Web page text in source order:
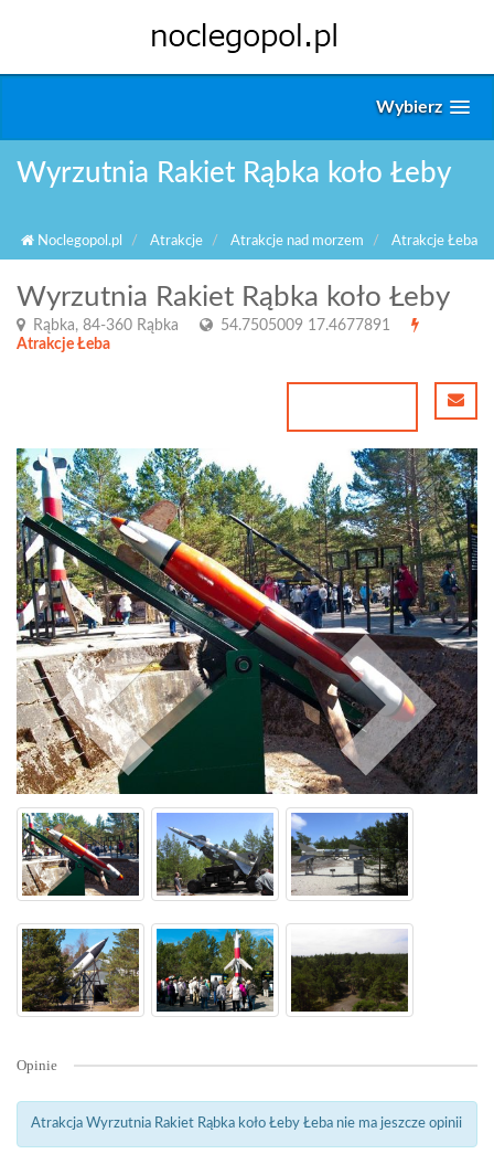
Wybierz
Wyrzutnia Rakiet Rąbka koło Łeby
Noclegopol.pl Atrakcje Atrakcje nad morzem Atrakcje Łeba
Wyrzutnia Rakiet Rąbka koło Łeby
Rąbka, 84-360 Rąbka
54.7505009 17.4677891
Atrakcje Łeba
Opinie
Atrakcja Wyrzutnia Rakiet Rąbka koło Łeby Łeba nie ma jeszcze opinii